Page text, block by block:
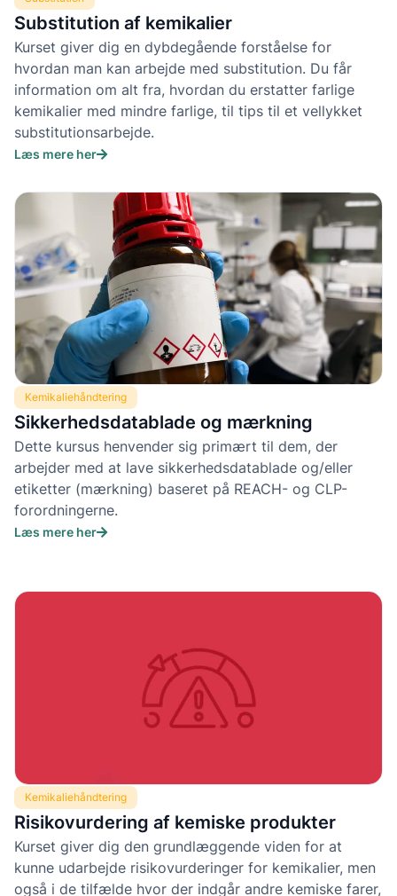
Substitution af kemikalier
Kurset giver dig en dybdegående forståelse for
hvordan man kan arbejde med substitution. Du får
information om alt fra, hvordan du erstatter farlige
kemikalier med mindre farlige, til tips til et vellykket
substitutionsarbejde.
Læs mere her
Kemikaliehåndtering
Sikkerhedsdatablade og mærkning
Dette kursus henvender sig primært til dem, der
arbejder med at lave sikkerhedsdatablade og/eller
etiketter (mærkning) baseret på REACH- og CLP-
forordningerne.
Læs mere her
Kemikaliehåndtering
Risikovurdering af kemiske produkter
Kurset giver dig den grundlæggende viden for at
kunne udarbejde risikovurderinger for kemikalier, men
også i de tilfælde hvor der indgår andre kemiske farer,